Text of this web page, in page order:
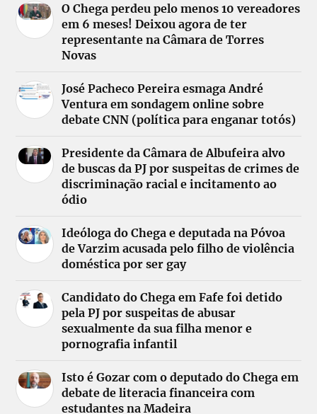
O Chega perdeu pelo menos 10 vereadores
em 6 meses! Deixou agora de ter
representante na Câmara de Torres
Novas
José Pacheco Pereira esmaga André
Ventura em sondagem online sobre
debate CNN (política para enganar totós)
Presidente da Câmara de Albufeira alvo
de buscas da PJ por suspeitas de crimes de
discriminação racial e incitamento ao
ódio
Ideóloga do Chega e deputada na Póvoa
de Varzim acusada pelo filho de violência
doméstica por ser gay
Candidato do Chega em Fafe foi detido
pela PJ por suspeitas de abusar
sexualmente da sua filha menor e
pornografia infantil
Isto é Gozar com o deputado do Chega em
debate de literacia financeira com
estudantes na Madeira